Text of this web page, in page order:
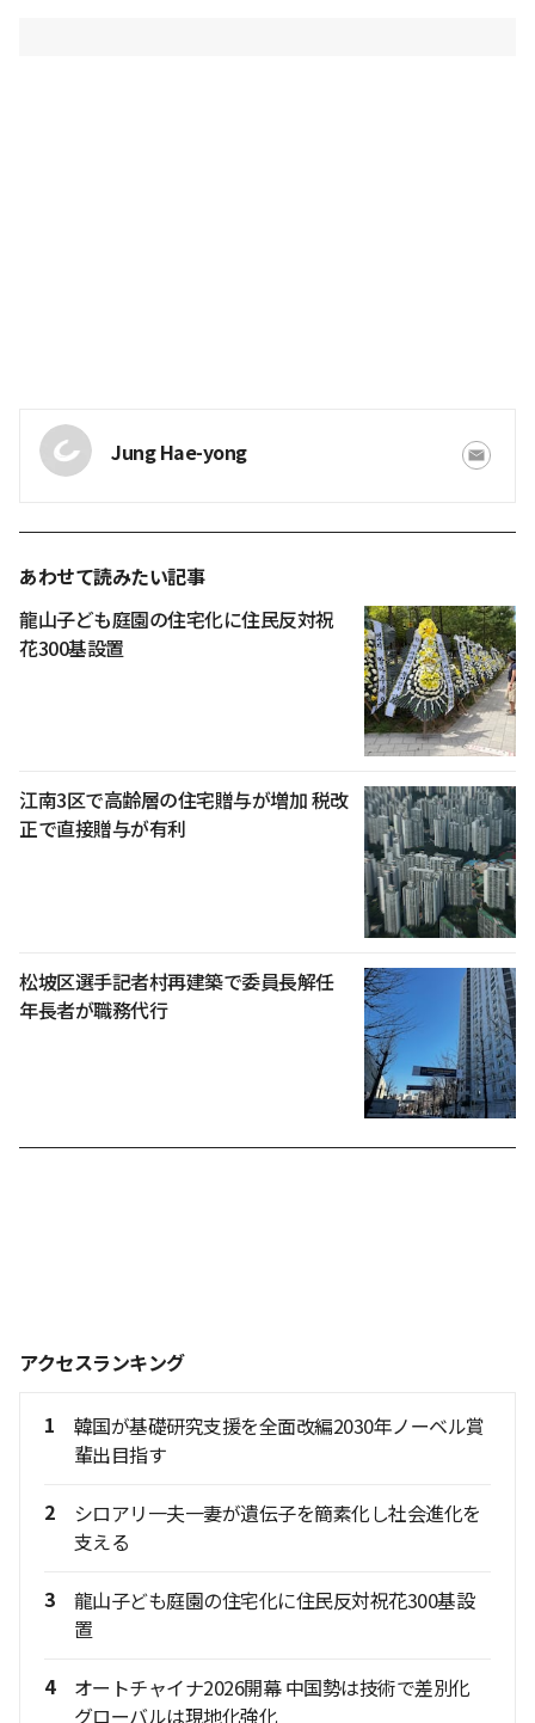
Jung Hae-yong
あわせて読みたい記事
龍山子ども庭園の住宅化に住民反対祝
花300基設置
江南3区で高齢層の住宅贈与が増加 税改
正で直接贈与が有利
松坡区選手記者村再建築で委員長解任
年長者が職務代行
アクセスランキング
1
韓国が基礎研究支援を全面改編2030年ノーベル賞
輩出目指す
2
シロアリ一夫一妻が遺伝子を簡素化し社会進化を
支える
3
龍山子ども庭園の住宅化に住民反対祝花300基設
置
4
オートチャイナ2026開幕 中国勢は技術で差別化
グローバルは現地化強化